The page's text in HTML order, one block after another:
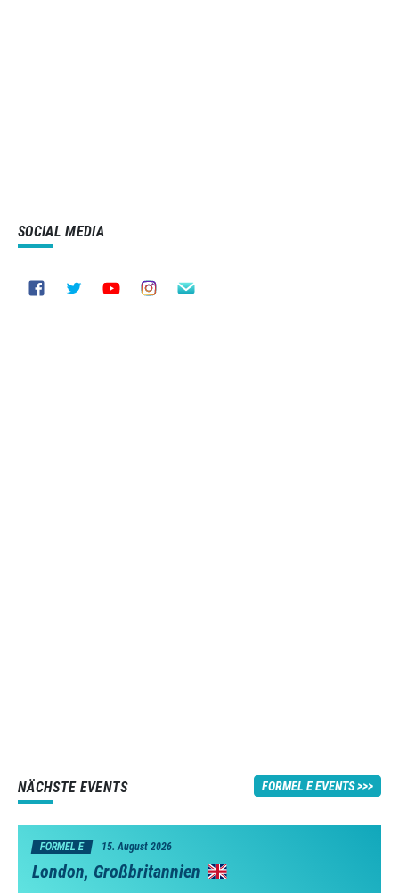
SOCIAL MEDIA
NÄCHSTE EVENTS FORMEL E EVENTS
FORMEL E 15. August 2026
London, Großbritannien